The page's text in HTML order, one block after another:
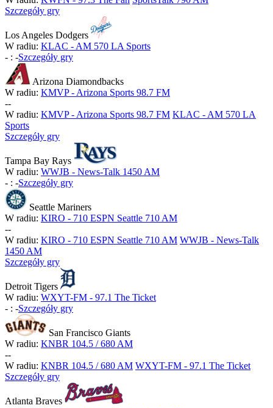
Szczegóły gry
Los Angeles Dodgers
W radiu: KLAC - AM 570 LA Sports
- : -Szczegóły gry
Arizona Diamondbacks
W radiu: KMVP - Arizona Sports 98.7 FM
--
W radiu: KMVP - Arizona Sports 98.7 FM KLAC - AM 570 LA
Sports
Szczegóły gry
Tampa Bay Rays
W radiu: WWJB - News-Talk 1450 AM
- : -Szczegóły gry
Seattle Mariners
W radiu: KIRO - 710 ESPN Seattle 710 AM
--
W radiu: KIRO - 710 ESPN Seattle 710 AM WWJB - News-Talk
1450 AM
Szczegóły gry
Detroit Tigers
W radiu: WXYT-FM - 97.1 The Ticket
- : -Szczegóły gry
San Francisco Giants
W radiu: KNBR 104.5 / 680 AM
--
W radiu: KNBR 104.5 / 680 AM WXYT-FM - 97.1 The Ticket
Szczegóły gry
Atlanta Braves